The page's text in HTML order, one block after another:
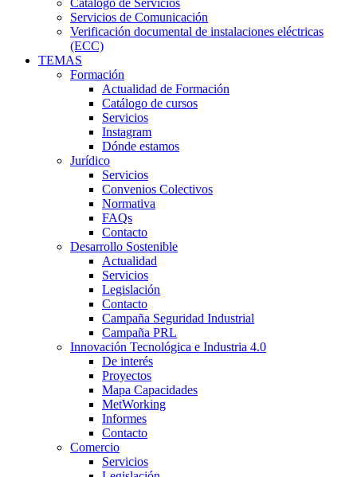
Catálogo de Servicios
Servicios de Comunicación
Verificación documental de instalaciones eléctricas
(ECC)
TEMAS
Formación
Actualidad de Formación
Catálogo de cursos
Servicios
Instagram
Dónde estamos
Jurídico
Servicios
Convenios Colectivos
Normativa
FAQs
Contacto
Desarrollo Sostenible
Actualidad
Servicios
Legislación
Contacto
Campaña Seguridad Industrial
Campaña PRL
Innovación Tecnológica e Industria 4.0
De interés
Proyectos
Mapa Capacidades
MetWorking
Informes
Contacto
Comercio
Servicios